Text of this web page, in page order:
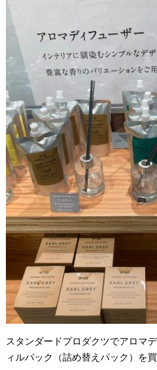
スタンダードプロダクツでアロマ
ィルパック（詰め替えパック）を